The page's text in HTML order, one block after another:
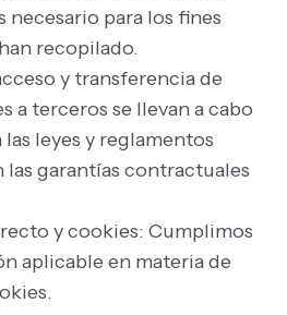
necesario para los fines
recopilado.
y transferencia de
a terceros se llevan a cabo
leyes y reglamentos
las garantías contractuales
y cookies: Cumplimos
aplicable en materia de